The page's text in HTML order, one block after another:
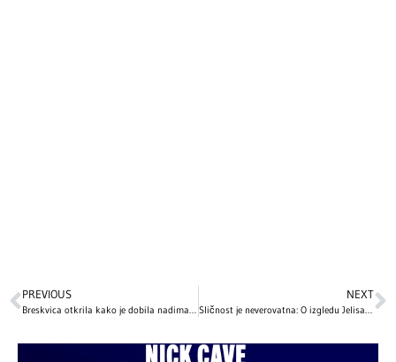
PREVIOUS
Breskvica otkrila kako je dobila nadimak: ‘Krive’ drugarice iz osnovne škole
NEXT
Sličnost je neverovatna: O izgledu Jelisavete Orašanin javnost ne prestaje da bruji, a evo kako izgleda njena starija sestra!